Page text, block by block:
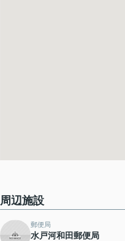
周辺施設
郵便局
水戸河和田郵便局